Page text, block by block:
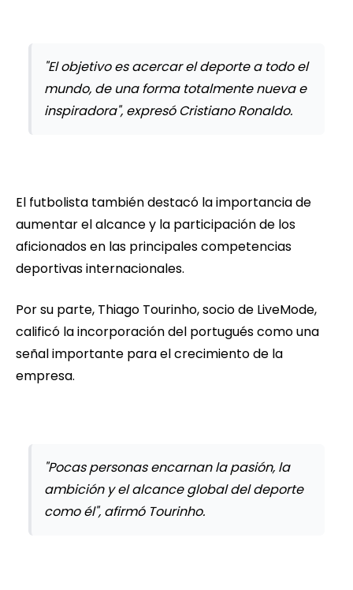
"El objetivo es acercar el deporte a todo el
mundo, de una forma totalmente nueva e
inspiradora", expresó Cristiano Ronaldo.
El futbolista también destacó la importancia de
aumentar el alcance y la participación de los
aficionados en las principales competencias
deportivas internacionales.
Por su parte, Thiago Tourinho, socio de LiveMode,
calificó la incorporación del portugués como una
señal importante para el crecimiento de la
empresa.
"Pocas personas encarnan la pasión, la
ambición y el alcance global del deporte
como él", afirmó Tourinho.